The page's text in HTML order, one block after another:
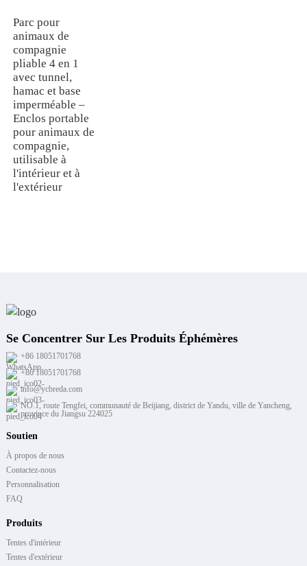
Parc pour
animaux de
compagnie
pliable 4 en 1
avec tunnel,
hamac et base
imperméable –
Enclos portable
pour animaux de
compagnie,
utilisable à
l'intérieur et à
l'extérieur
Se Concentrer Sur Les Produits Éphémères
+86 18051701768
+86 18051701768
info@ycbreda.com
NO.1, route Tengfei, communauté de Beijiang, district de Yandu, ville de Yancheng,
province du Jiangsu 224025
Soutien
À propos de nous
Contactez-nous
Personnalisation
FAQ
Produits
Tentes d'intérieur
Tentes d'extérieur